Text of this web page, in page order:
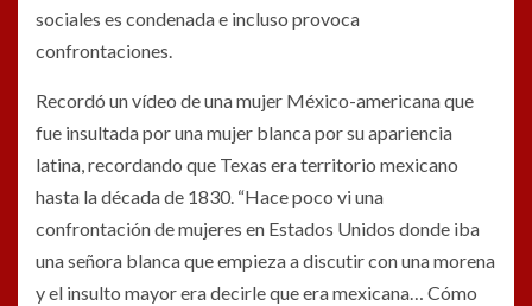
sociales es condenada e incluso provoca
confrontaciones.
Recordó un vídeo de una mujer México-americana que
fue insultada por una mujer blanca por su apariencia
latina, recordando que Texas era territorio mexicano
hasta la década de 1830. “Hace poco vi una
confrontación de mujeres en Estados Unidos donde iba
una señora blanca que empieza a discutir con una morena
y el insulto mayor era decirle que era mexicana… Cómo